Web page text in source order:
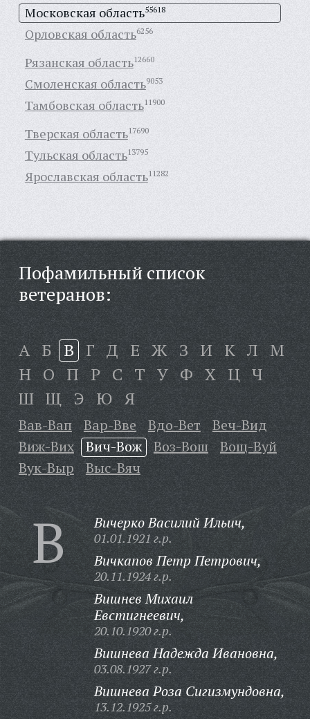
Московская область55618
Орловская область6256
Рязанская область12660
Смоленская область9053
Тамбовская область11900
Тверская область17690
Тульская область13795
Ярославская область11282
Пофамильный список
ветеранов:
А Б В Г Д Е Ж З И К Л М
Н О П Р С Т У Ф Х Ц Ч
Ш Щ Э Ю Я
Вав-Вап Вар-Вве Вдо-Вет
Веч-Вид
Виж-Вих
Вич-Вож Воз-Вош
Вощ-Вуй
Вук-Выр
Выс-Вяч
В Вичерко Василий Ильич,
01.01.1921 г.р.
Вичкапов Петр Петрович,
20.11.1924 г.р.
Вишнев Михаил
Евстигнеевич,
20.10.1920 г.р.
Вишнева Надежда Ивановна,
03.08.1927 г.р.
Вишнева Роза Сигизмундовна,
13.12.1925 г.р.